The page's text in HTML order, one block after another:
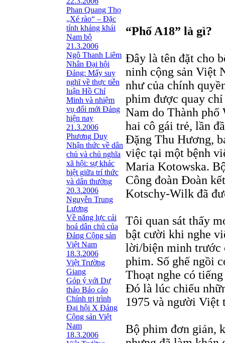
Phan Quang Thọ
„Xé rào“ – Đặc
tính khảng khái
Nam bộ
21.3.2006
Ngô Thanh Liêm
Nhân Đại hội
Đảng: Mấy suy
nghĩ về thực tiễn
luận Hồ Chí
Minh và nhiệm
vụ đổi mới Đảng
hiện nay
21.3.2006
Phương Duy
Nhận thức về dân
chủ và chủ nghĩa
xã hội: sự khác
biệt giữa trí thức
và dân thường
20.3.2006
Nguyễn Trung
Lương
Về năng lực cải
hoá dân chủ của
Đảng Cộng sản
Việt Nam
18.3.2006
Việt Trường
Giang
Góp ý với Dự
thảo Báo cáo
Chính trị trình
Đại hội X Đảng
Cộng sản Việt
Nam
18.3.2006
“Phố A18” là gì?
Đây là tên đặt cho
ninh cộng sản Việt
như của chính
phim được quay
Nam do Thành
hai cô gái trẻ, lần
Đặng Thu Hương,
việc tại một bệnh
Maria Kotowska.
Công đoàn Đoàn
Kotschy-Wilk đã
Tôi quan sát thấy
bật cười khi nghe
lời/biện minh trước
phim. Số ghế ngồi
Thoạt nghe có
Đó là lúc chiếu
1975 và người
Bộ phim đơn giản,